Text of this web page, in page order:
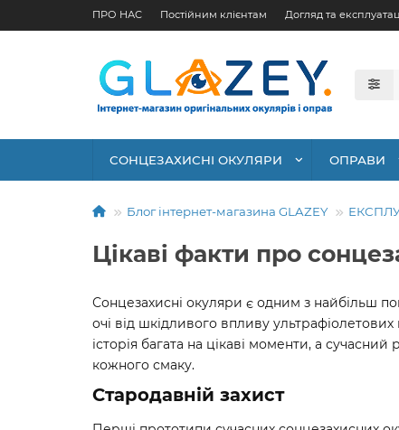
ПРО НАС Постійним клієнтам Догляд та
СОНЦЕЗАХИСНІ ОКУЛЯРИ ОПРАВИ
Блог інтернет-магазина GLAZEY
Цікаві факти про
Сонцезахисні окуляри є одним з найбільш
очі від шкідливого впливу
історія багата на цікаві моменти, а сучасний
кожного смаку.
Стародавній захист